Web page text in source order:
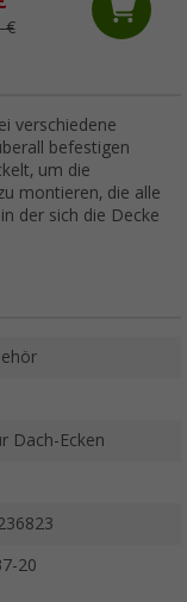
€
verschiedene
befestigen
um die
montieren, die alle
der sich die Decke
Dach-Ecken
20